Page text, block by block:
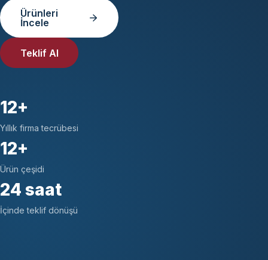
Ürünleri
İncele
Teklif Al
12+
Yıllık firma tecrübesi
12+
Ürün çeşidi
24 saat
İçinde teklif dönüşü